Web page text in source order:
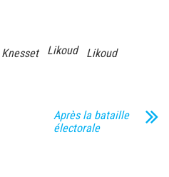
Knesset Likoud
Likoud
Après la bataille
électorale